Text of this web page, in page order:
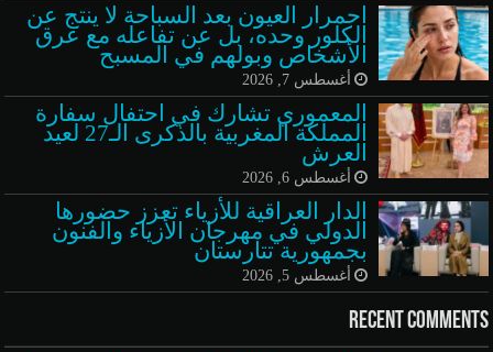
احمرار العيون بعد السباحة لا ينتج عن
الكلور وحده، بل عن تفاعله مع عرق
الأشخاص وبولهم في المسبح
أغسطس 7, 2026
المعموري تشارك في احتفال سفارة
المملكة المغربية بالذكرى الـ27 لعيد
العرش
أغسطس 6, 2026
الدار العراقية للأزياء تعزز حضورها
الدولي في مهرجان الأزياء والفنون
بجمهورية تتارستان
أغسطس 5, 2026
Recent Comments